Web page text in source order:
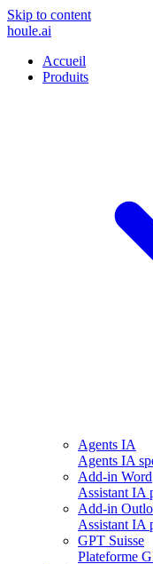
Skip to content
houle.ai
Accueil
Produits
Agents IA
Agents IA
Add-in Word
Assistant IA
Add-in
Assistant IA
GPT Suisse
Plateforme